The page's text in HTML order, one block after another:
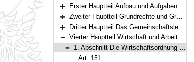
Bereich erweitern
Erster Hauptteil Aufbau und Aufgaben des Staates (Art. 1–97)
Bereich erweitern
Zweiter Hauptteil Grundrechte und Grundpflichten (Art. 98–123)
Bereich erweitern
Dritter Hauptteil Das Gemeinschaftsleben (Art. 124–150)
Bereich reduzieren
Vierter Hauptteil Wirtschaft und Arbeit (Art. 151–177)
Bereich reduzieren
1. Abschnitt Die Wirtschaftsordnung (Art. 151–162)
Art. 151